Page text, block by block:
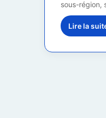
sous-région,
Lire la